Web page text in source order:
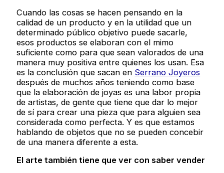
Cuando las cosas se hacen pensando en la
calidad de un producto y en la utilidad que un
determinado público objetivo puede sacarle,
esos productos se elaboran con el mimo
suficiente como para que sean valorados de una
manera muy positiva entre quienes los usan. Esa
es la conclusión que sacan en Serrano Joyeros
después de muchos años teniendo como base
que la elaboración de joyas es una labor propia
de artistas, de gente que tiene que dar lo mejor
de sí para crear una pieza que para alguien sea
considerada como perfecta. Y es que estamos
hablando de objetos que no se pueden concebir
de una manera diferente a esta.
El arte también tiene que ver con saber vender